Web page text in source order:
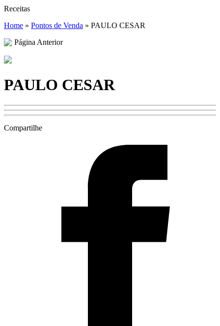
Receitas
Home » Pontos de Venda » PAULO CESAR
Página Anterior
PAULO CESAR
Compartilhe